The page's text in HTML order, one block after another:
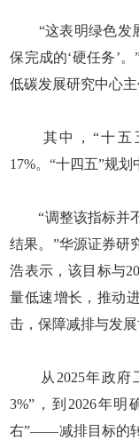
“这表明绿色发展
保完成的‘硬任务’
低碳发展研究中心
其中，“十五五
17%。“十四五”规划
“调整该指标并不
结果。”华源证券研
浩表示，该目标与
量低速增长，推动
击，保障减排与发展
从2025年政府工
3%”，到2026年明
右”——减排目标的